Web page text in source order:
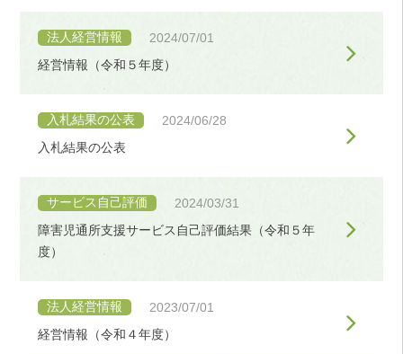
法人経営情報 2024/07/01
経営情報（令和５年度）
入札結果の公表 2024/06/28
入札結果の公表
サービス自己評価 2024/03/31
障害児通所支援サービス自己評価結果（令和５年
度）
法人経営情報 2023/07/01
経営情報（令和４年度）